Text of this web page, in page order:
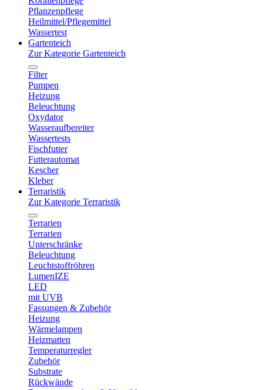
Pflanzenpflege
Heilmittel/Pflegemittel
Wassertest
Gartenteich
Zur Kategorie Gartenteich
Filter
Pumpen
Heizung
Beleuchtung
Oxydator
Wasseraufbereiter
Wassertests
Fischfutter
Futterautomat
Kescher
Kleber
Terraristik
Zur Kategorie Terraristik
Terrarien
Terrarien
Unterschränke
Beleuchtung
Leuchtstoffröhren
LumenIZE
LED
mit UVB
Fassungen & Zubehör
Heizung
Wärmelampen
Heizmatten
Temperaturregler
Zubehör
Substrate
Rückwände